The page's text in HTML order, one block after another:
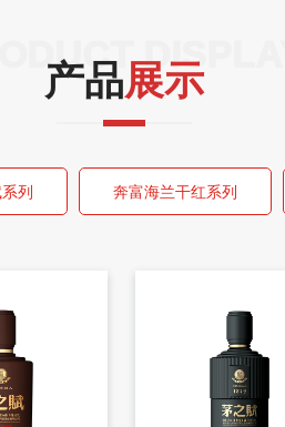
DISPLAY
产品展示
列 奔富海兰干红系列